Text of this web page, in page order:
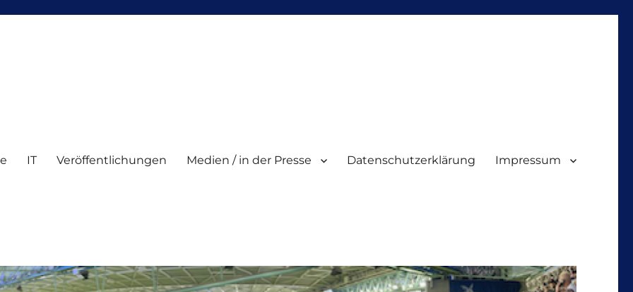
IT Veröffentlichungen Medien / in der Presse Datenschutzerklärung Impressum